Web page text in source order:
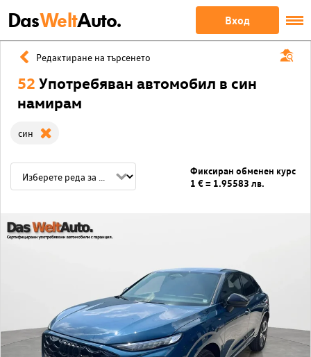
DasWeltAuto. Вход
Редактиране на търсенето
52 Употребяван автомобил в син
намирам
син
Фиксиран обменен курс
1 € = 1.95583 лв.